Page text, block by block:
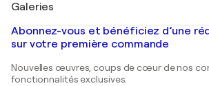
Banksy
Mr. Brainwash
Shepard Fairey
Tableaux abstraits à vendre
Peintures de paysage
Estampes
Peintures acryliques
Galeries
Galeries d'art en France
Galeries d'art en Belgique
Abonnez-vous et bénéficiez d’une
sur votre première commande
Nouvelles œuvres, coups de cœur de nos
fonctionnalités exclusives.